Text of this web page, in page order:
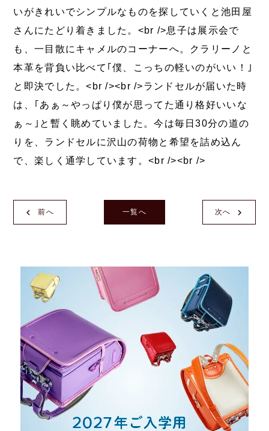
いがきれいでシンプルなものを探していくと池田屋
さんにたどり着きました。<br />息子は展示会で
も、一目散にキャメルのコーナーへ。クラリーノと
本革を背負い比べて｢僕、こっちの軽いのがいい！｣
と即決でした。<br /><br />ランドセルが届いた時
は、｢あぁ～やっぱり僕が思ってた通り格好いいな
ぁ～｣と暫く眺めていました。今は毎日30分の道の
りを、ランドセルに沢山の荷物と希望を詰め込ん
で、楽しく通学しています。<br /><br />
前へ 次へ
一覧へ